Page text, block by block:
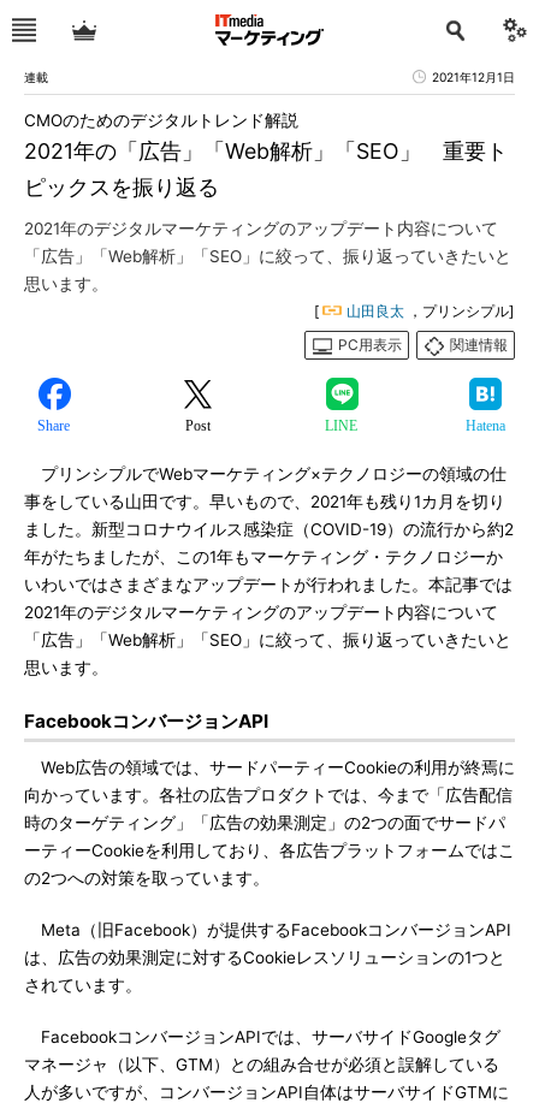
連載 2021年12月1日
2021年の「広告」「Web解析」「SEO」 重要ト
ピックスを振り返る
CMOのためのデジタルトレンド解説
2021年のデジタルマーケティングのアップデート内容について
「広告」「Web解析」「SEO」に絞って、振り返っていきたいと
思います。
[ 山田良太 ，プリンシプル]
PC用表示
関連情報
Share Post LINE Hatena
プリンシプルでWebマーケティング×テクノロジーの領域の仕
事をしている山田です。早いもので、2021年も残り1カ月を切り
ました。新型コロナウイルス感染症（COVID-19）の流行から約2
年がたちましたが、この1年もマーケティング・テクノロジーか
いわいではさまざまなアップデートが行われました。本記事では
2021年のデジタルマーケティングのアップデート内容について
「広告」「Web解析」「SEO」に絞って、振り返っていきたいと
思います。
FacebookコンバージョンAPI
Web広告の領域では、サードパーティーCookieの利用が終焉に
向かっています。各社の広告プロダクトでは、今まで「広告配信
時のターゲティング」「広告の効果測定」の2つの面でサードパ
ーティーCookieを利用しており、各広告プラットフォームではこ
の2つへの対策を取っています。
Meta（旧Facebook）が提供するFacebookコンバージョンAPI
は、広告の効果測定に対するCookieレスソリューションの1つと
されています。
FacebookコンバージョンAPIでは、サーバサイドGoogleタグ
マネージャ（以下、GTM）との組み合せが必須と誤解している
人が多いですが、コンバージョンAPI自体はサーバサイドGTMに